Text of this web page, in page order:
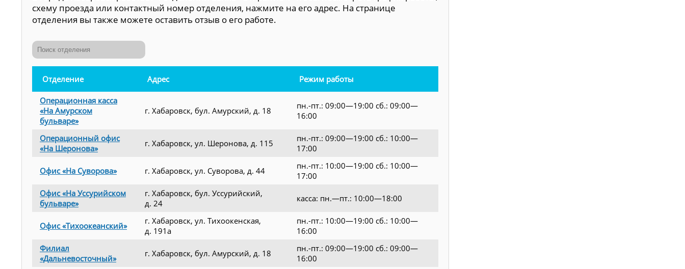
схему проезда или контактный номер отделения, нажмите на его адрес. На странице
отделения вы также можете оставить отзыв о его работе.
Отделение Адрес Режим работы
Операционная касса
«На Амурском
бульваре»
г. Хабаровск, бул. Амурский, д. 18
пн.-пт.: 09:00—19:00 сб.: 09:00—
16:00
Операционный офис
«На Шеронова»
г. Хабаровск, ул. Шеронова, д. 115
пн.-пт.: 09:00—19:00 сб.: 10:00—
17:00
Офис «На Суворова» г. Хабаровск, ул. Суворова, д. 44
пн.-пт.: 10:00—19:00 сб.: 10:00—
17:00
Офис «На Уссурийском
бульваре»
г. Хабаровск, бул. Уссурийский,
д. 24
касса: пн.—пт.: 10:00—18:00
Офис «Тихоокеанский»
г. Хабаровск, ул. Тихоокенская,
д. 191а
пн.-пт.: 10:00—19:00 сб.: 10:00—
16:00
Филиал
«Дальневосточный»
г. Хабаровск, бул. Амурский, д. 18
пн.-пт.: 09:00—19:00 сб.: 09:00—
16:00